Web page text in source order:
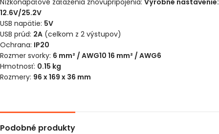
12.6V/25.2V
USB napätie: 5V
USB prúd: 2A (celkom z 2 výstupov)
Ochrana: IP20
Rozmer svorky: 6 mm² / AWG10 16 mm² / AWG6
Hmotnosť: 0.15 kg
Rozmery: 96 x 169 x 36 mm
Podobné produkty